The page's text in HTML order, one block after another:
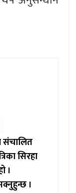
संचालित
सिरहा
।
।